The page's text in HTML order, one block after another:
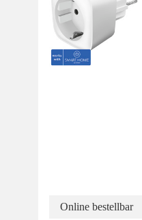
Online bestellbar